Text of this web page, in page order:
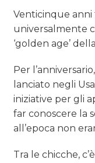
Venticinque anni
universalmente
‘golden age’
Per
lanciato negli
iniziative per gli
far conoscere la
all’epoca non
Tra le chicche,